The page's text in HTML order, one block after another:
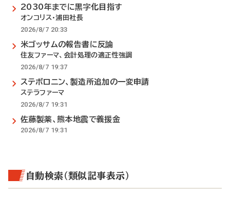
2030年までに黒字化目指す
オンコリス・浦田社長
2026/8/7 20:33
米ゴッサムの報告書に反論
住友ファーマ、会計処理の適正性強調
2026/8/7 19:37
ステボロニン、製造所追加の一変申請
ステラファーマ
2026/8/7 19:31
佐藤製薬、熊本地震で義援金
2026/8/7 19:31
自動検索（類似記事表示）